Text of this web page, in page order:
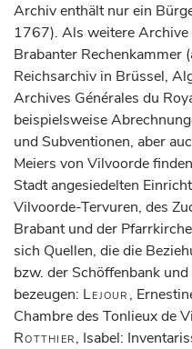
Archiv enthält nur ein
1767). Als weitere
Brabanter Rechenkammer
Reichsarchiv in Brüssel,
Archives Générales du
beispielsweise
und Subventionen, aber
Meiers von Vilvoorde
Stadt angesiedelten
Vilvoorde-Tervuren, des
Brabant und der
sich Quellen, die die
bzw. der Schöffenbank
bezeugen: Lejour,
Chambre des Tonlieux de
Rotthier, Isabel: